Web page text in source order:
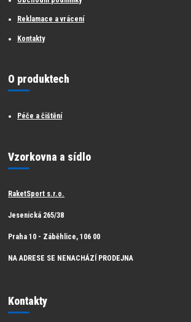
Reklamace a vrácení
Kontakty
O produktech
Péče a čištění
Vzorkovna a sídlo
RaketSport s.r.o.
Jesenická 265/38
Praha 10 - Záběhlice, 106 00
NA ADRESE SE NENACHÁZÍ PRODEJNA
Kontakty